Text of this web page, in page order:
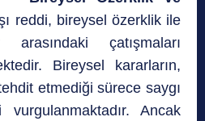
reddi, bireysel özerklik ile
çatışmaları
Bireysel kararların,
etmediği sürece saygı
Ancak